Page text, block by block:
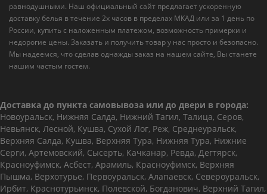
равнодушными. Наш официальный сайт предлагает ускоренную
доставку белья в течение 2х часов в пределах МКАД или за 1 день по
России, купить с наложенным платежом, возможность примерки и
недорогие цены. Заказать и получить товар у нас просто и безопасно.
Мы надеемся, что сделав однажды заказ на нашем сайте, Вы станете
нашим частым гостем.
Доставка до пункта самовывоза или до двери в города:
Новоуральск, Нижняя Салда, Нижний Тагил, Талица, Серов,
Невьянск, Лесной, Кушва, Сухой Лог, Реж, Среднеуральск,
Верхняя Салда, Кушва, Верхняя Тура, Нижняя Тура, Нижние
Серги, Артемовский, Сысерть, Качканар, Ревда, Дегтярск,
Красноуфимск, Асбест, Арамиль, Красноуфимск, Верхняя
Пышма, Верхотурье, Первоуральск, Алапаевск, Североуральск,
Ирбит, Краснотурьинск, Полевской, Богданович, Верхний Тагил,